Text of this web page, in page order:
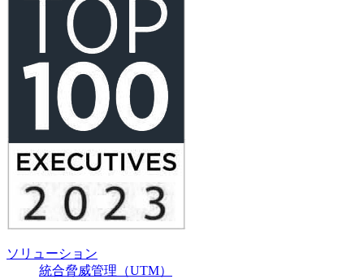
ソリューション
統合脅威管理（UTM）